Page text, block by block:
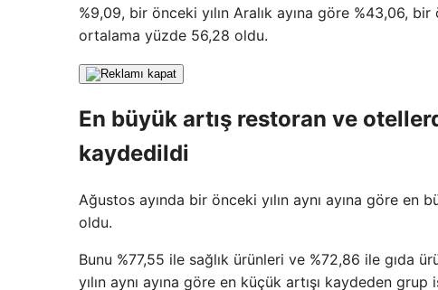
%9,09, bir önceki yılın Aralık ayına göre %43,06,
ortalama yüzde 56,28 oldu.
En büyük artış restoran ve
kaydedildi
Ağustos ayında bir önceki yılın aynı ayına göre
oldu.
Bunu %77,55 ile sağlık ürünleri ve %72,86 ile gıda
yılın aynı ayına göre en küçük artışı kaydeden